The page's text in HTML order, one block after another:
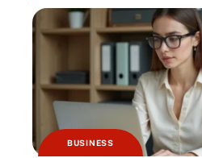
BUSINESS